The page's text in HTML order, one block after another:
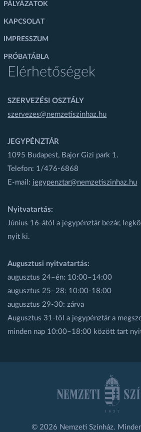
PÁLYÁZATOK
KAPCSOLAT
IMPRESSZUM
PRÓBATÁBLA
Elérhetőségek
SZERVEZÉSI OSZTÁLY
szervezes@nemzetiszinhaz.hu
JEGYPÉNZTÁR
1095 Budapest, Bajor Gizi park 1.
Telefon: 1/476-6868
E-mail: jegypenztar@nemzetiszinhaz.hu
Nyitvatartás:
Június 16-ától a jegypénztár bezár,
nyit ki.
Augusztusi nyitvatartás:
augusztus 24–én: 10:00–14:00
augusztus 25–28: 10:00-18:00
augusztus 29-30: zárva
Augusztus 31-től a jegypénztár a
minden nap 10:00–18:00 között tart
© 2026 Nemzeti Színház.